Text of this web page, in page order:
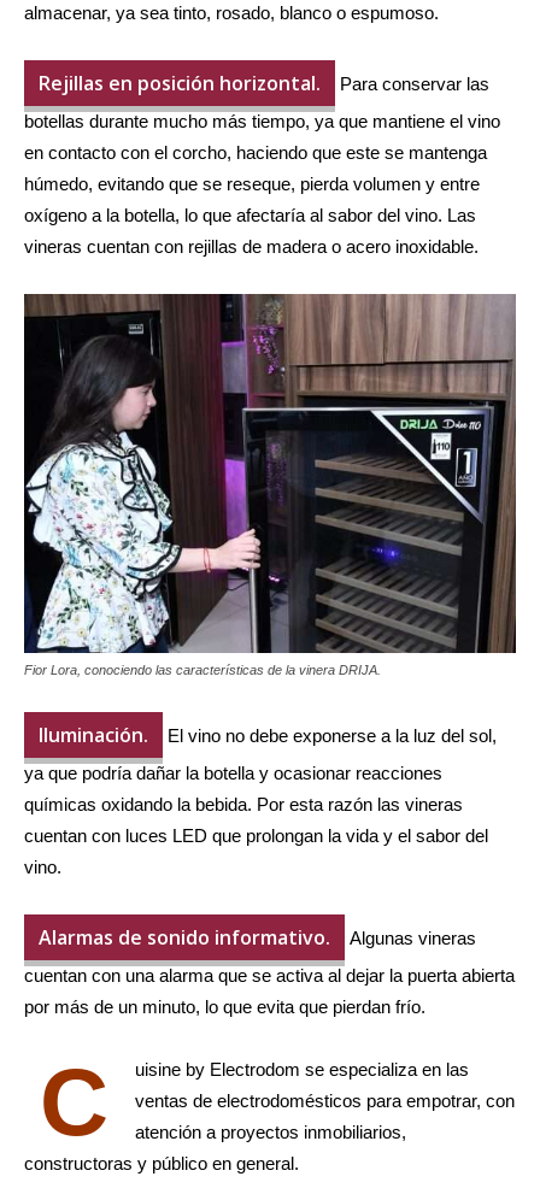
almacenar, ya sea tinto, rosado, blanco o espumoso.
Rejillas en posición horizontal.
Para conservar las
botellas durante mucho más tiempo, ya que mantiene el vino
en contacto con el corcho, haciendo que este se mantenga
húmedo, evitando que se reseque, pierda volumen y entre
oxígeno a la botella, lo que afectaría al sabor del vino. Las
vineras cuentan con rejillas de madera o acero inoxidable.
Fior Lora, conociendo las características de la vinera DRIJA.
Iluminación.
El vino no debe exponerse a la luz del sol,
ya que podría dañar la botella y ocasionar reacciones
químicas oxidando la bebida. Por esta razón las vineras
cuentan con luces LED que prolongan la vida y el sabor del
vino.
Alarmas de sonido informativo.
Algunas vineras
cuentan con una alarma que se activa al dejar la puerta abierta
por más de un minuto, lo que evita que pierdan frío.
C
uisine by Electrodom se especializa en las
ventas de electrodomésticos para empotrar, con
atención a proyectos inmobiliarios,
constructoras y público en general.